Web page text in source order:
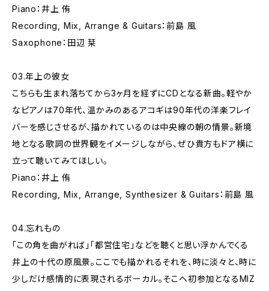
Piano：井上 侑
Recording, Mix, Arrange & Guitars：前島 風
Saxophone：田辺 栞
03.年上の彼女
こちらも生まれ落ちてから3ヶ月を経ずにCDとなる新曲。軽やか
なピアノは70年代、温かみのあるアコギは90年代の洋楽フレイ
バーを感じさせるが、描かれているのは中央線の朝の情景。新境
地となる歌詞の世界観をイメージしながら、ぜひ貴方もドア横に
立って聴いてみてほしい。
Piano：井上 侑
Recording, Mix, Arrange, Synthesizer & Guitars：前島 風
04.忘れもの
「この角を曲がれば」「都営住宅」などを聴くと思い浮かんでくる
井上の十代の原風景。ここでも描かれるそれを、時に淡々と、時に
少しだけ感情的に表現されるボーカル。そこへ初参加となるMIZ